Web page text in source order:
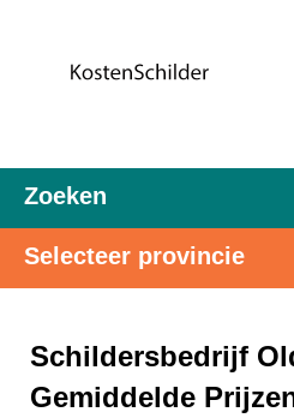
Zoeken
Selecteer provincie
Schildersbedrijf
Gemiddelde